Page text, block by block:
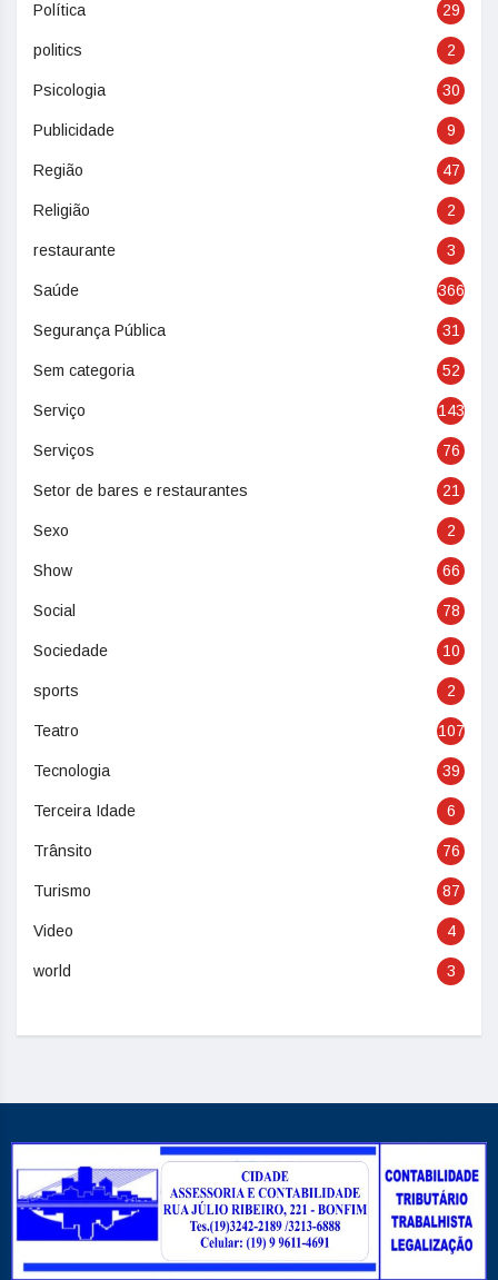
Política 29
politics 2
Psicologia 30
Publicidade 9
Região 47
Religião 2
restaurante 3
Saúde 366
Segurança Pública 31
Sem categoria 52
Serviço 143
Serviços 76
Setor de bares e restaurantes 21
Sexo 2
Show 66
Social 78
Sociedade 10
sports 2
Teatro 107
Tecnologia 39
Terceira Idade 6
Trânsito 76
Turismo 87
Video 4
world 3